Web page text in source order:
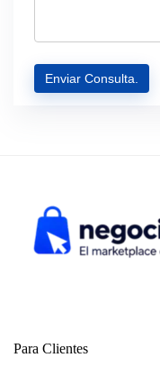
Para Clientes